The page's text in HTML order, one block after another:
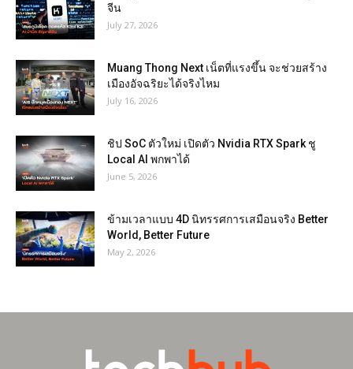
จีน
July 27, 2026
Muang Thong Next เน็ตที่แรงขึ้น จะช่วยสร้าง
เมืองอัจฉริยะได้จริงไหม
July 16, 2026
ชิป SoC ตัวใหม่ เปิดตัว Nvidia RTX Spark ชู
Local AI พกพาได้
June 5, 2026
ข้ามเวลาแบบ 4D นิทรรศการเสมือนจริง Better
World, Better Future
May 2, 2026